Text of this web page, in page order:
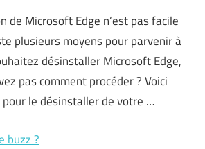
de Microsoft Edge n’est pas facile
plusieurs moyens pour parvenir à
désinstaller Microsoft Edge,
pas comment procéder ? Voici
le désinstaller de votre …
buzz ?